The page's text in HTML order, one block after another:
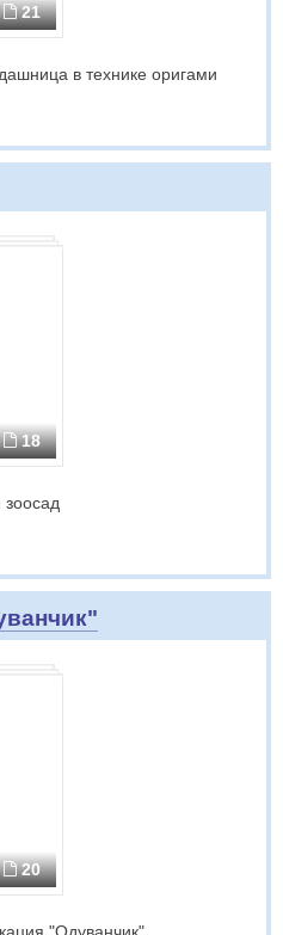
21
в технике оригами
18
20